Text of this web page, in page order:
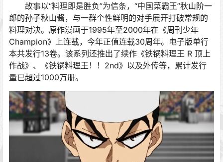
故事以“料理即是胜负”为信条，“中国菜霸王”秋山阶一
郎的孙子秋山酱，与一群个性鲜明的对手展开打破常规的
料理对决。原作漫画于1995年至2000年在《周刊少年
Champion》上连载，今年正值连载30周年。电子版单行
本共发行13卷。该系列还推出了续作《铁锅料理王 R 顶上
作战》、《铁锅料理王！！2nd》以及外传等，累计发行
量已超过1000万册。